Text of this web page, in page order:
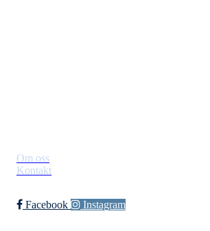
Om oss
Kontakt
Facebook Instagram